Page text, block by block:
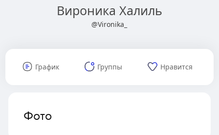
Вироника Халиль
@Vironika_
График Группы Нравится
Фото